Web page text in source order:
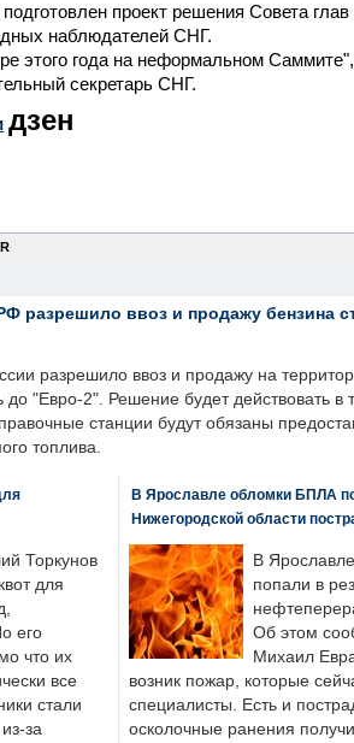
проект решения Совета
наблюдателей СНГ.
этого года на неформальном
секретарь СНГ.
дзен
разрешило ввоз и продажу бензина
разрешило ввоз и продажу на
до "Евро-2". Решение будет действовать в
станции будут обязаны
топлива.
Торкунов
для
его
что их
все
стали
за
В Ярославле обломки БПЛА
Нижегородской области
В
попали в
Об этом
Михаил
возник пожар, которые
специалисты. Есть и
осколочные ранения